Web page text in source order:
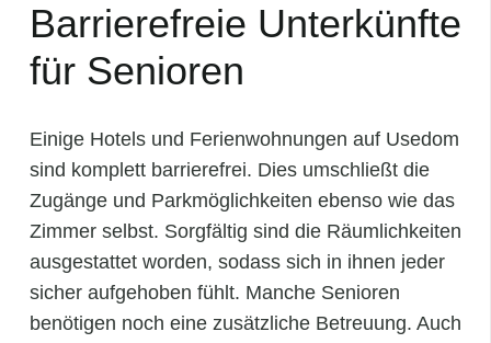
Barrierefreie Unterkünfte
für Senioren
Einige Hotels und Ferienwohnungen auf Usedom
sind komplett barrierefrei. Dies umschließt die
Zugänge und Parkmöglichkeiten ebenso wie das
Zimmer selbst. Sorgfältig sind die Räumlichkeiten
ausgestattet worden, sodass sich in ihnen jeder
sicher aufgehoben fühlt. Manche Senioren
benötigen noch eine zusätzliche Betreuung. Auch